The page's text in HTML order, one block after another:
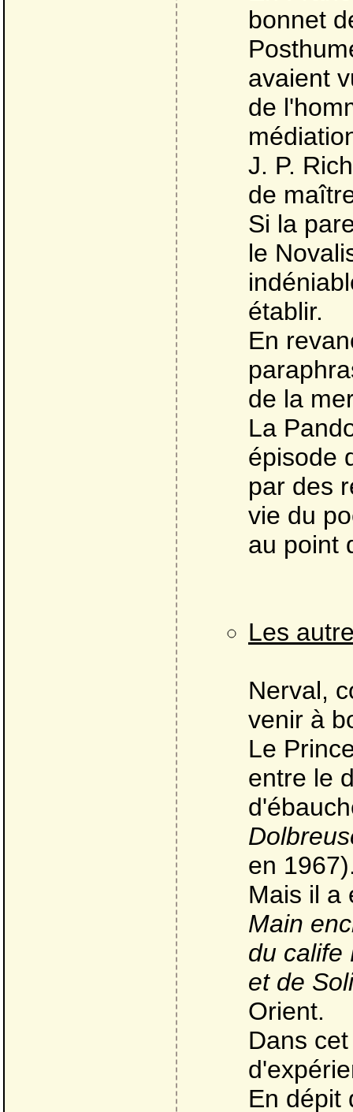
bonnet
avaient
de
J. P.
de
Si la
le
établir.
En
de la
La
épisode
par des
vie du
au point
Les
Nerval,
venir à
Le
entre le
en
Mais il a
Main
du calife
et de
Orient.
Dans
En dépit